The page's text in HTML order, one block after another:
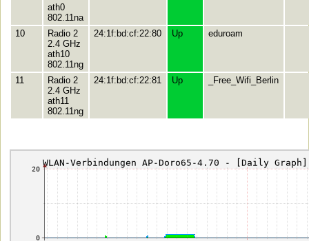
ath0
802.11na
10
Radio 2
2.4 GHz
ath10
802.11ng
24:1f:bd:cf:22:80 Up eduroam
11
Radio 2
2.4 GHz
ath11
802.11ng
24:1f:bd:cf:22:81 Up _Free_Wifi_Berlin